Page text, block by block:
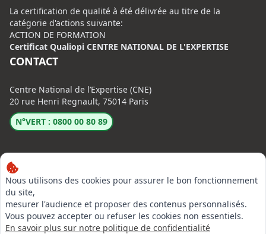
Nous utilisons des cookies pour assurer le bon fonctionnement
du site,
mesurer l'audience et proposer des contenus personnalisés.
Vous pouvez accepter ou refuser les cookies non essentiels.
En savoir plus sur notre politique de confidentialité
La certification de qualité à été délivrée au titre de la
catégorie d'actions suivante:
ACTION DE FORMATION
Certificat Qualiopi CENTRE NATIONAL DE L'EXPERTISE
CONTACT
Centre National de l’Expertise (CNE)
20 rue Henri Regnault, 75014 Paris
N°VERT : 0800 00 80 89
LinkedIn
Instagram